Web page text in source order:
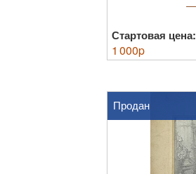
Стартовая цена:
1 000p
Продан